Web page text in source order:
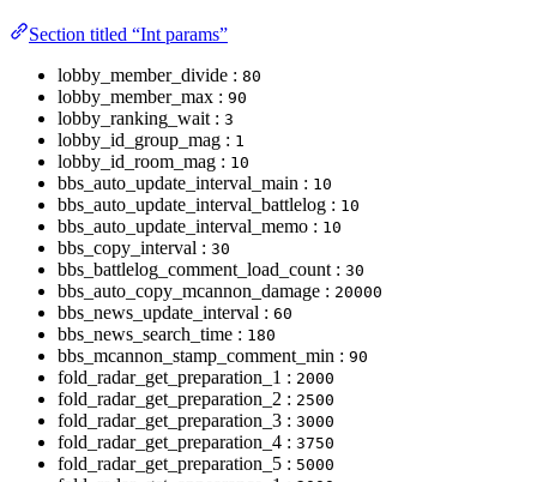
Section titled “Int params”
lobby_member_divide : 80
lobby_member_max : 90
lobby_ranking_wait : 3
lobby_id_group_mag : 1
lobby_id_room_mag : 10
bbs_auto_update_interval_main : 10
bbs_auto_update_interval_battlelog : 10
bbs_auto_update_interval_memo : 10
bbs_copy_interval : 30
bbs_battlelog_comment_load_count : 30
bbs_auto_copy_mcannon_damage : 20000
bbs_news_update_interval : 60
bbs_news_search_time : 180
bbs_mcannon_stamp_comment_min : 90
fold_radar_get_preparation_1 : 2000
fold_radar_get_preparation_2 : 2500
fold_radar_get_preparation_3 : 3000
fold_radar_get_preparation_4 : 3750
fold_radar_get_preparation_5 : 5000